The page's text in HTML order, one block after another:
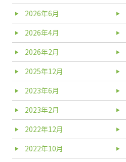
2026年6月
2026年4月
2026年2月
2025年12月
2023年6月
2023年2月
2022年12月
2022年10月